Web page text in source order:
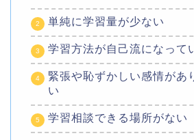
単純に学習量が少ない
学習方法が自己流になって
緊張や恥ずかしい感情があ
い
学習相談できる場所がない